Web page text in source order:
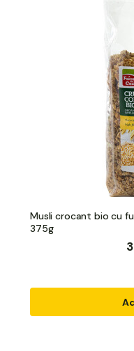
Musli crocant bio cu
375g